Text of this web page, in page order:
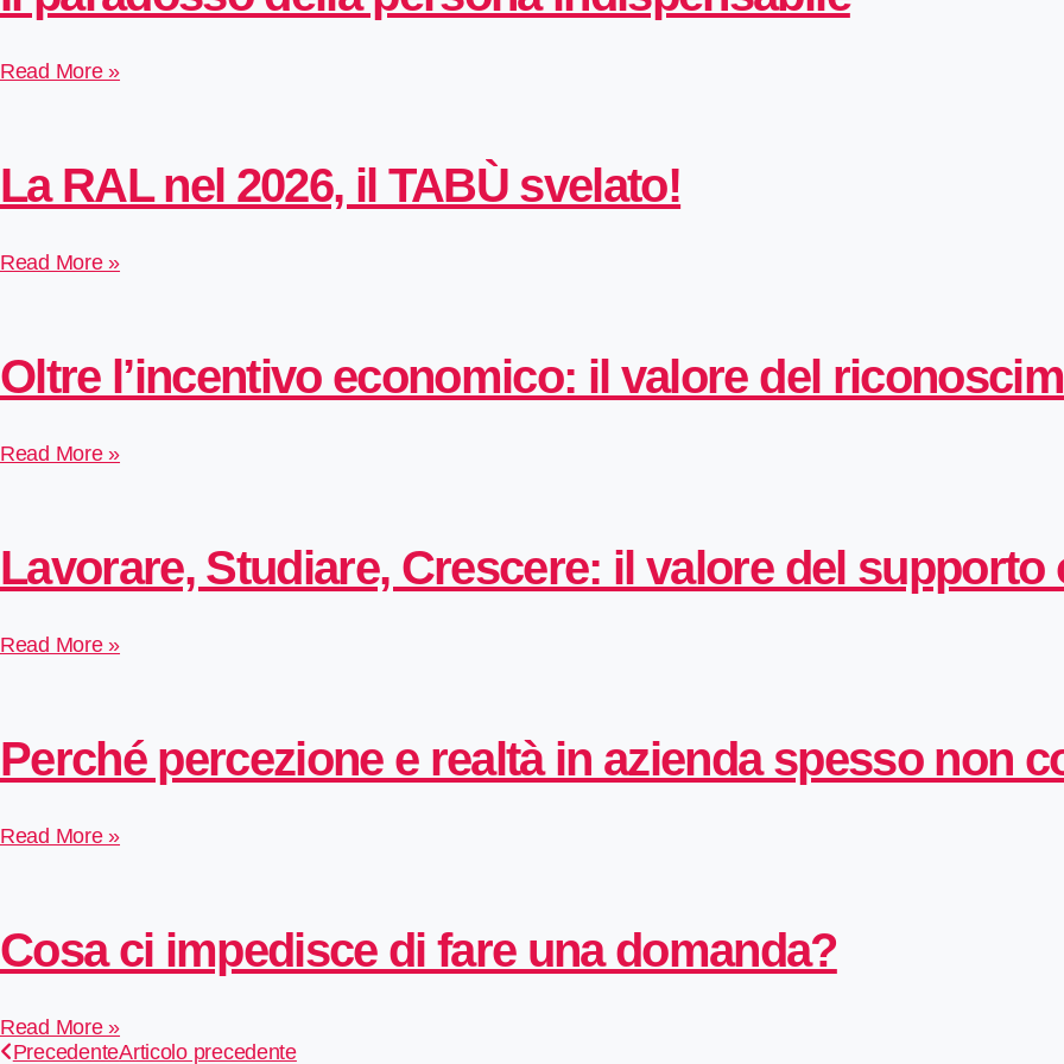
Read More »
La RAL nel 2026, il TABÙ svelato!
Read More »
Oltre l’incentivo economico: il valore del
Read More »
Lavorare, Studiare, Crescere: il valore del supporto
Read More »
Perché percezione e realtà in azienda spesso non
Read More »
Cosa ci impedisce di fare una domanda?
Read More »
PrecedenteArticolo precedente